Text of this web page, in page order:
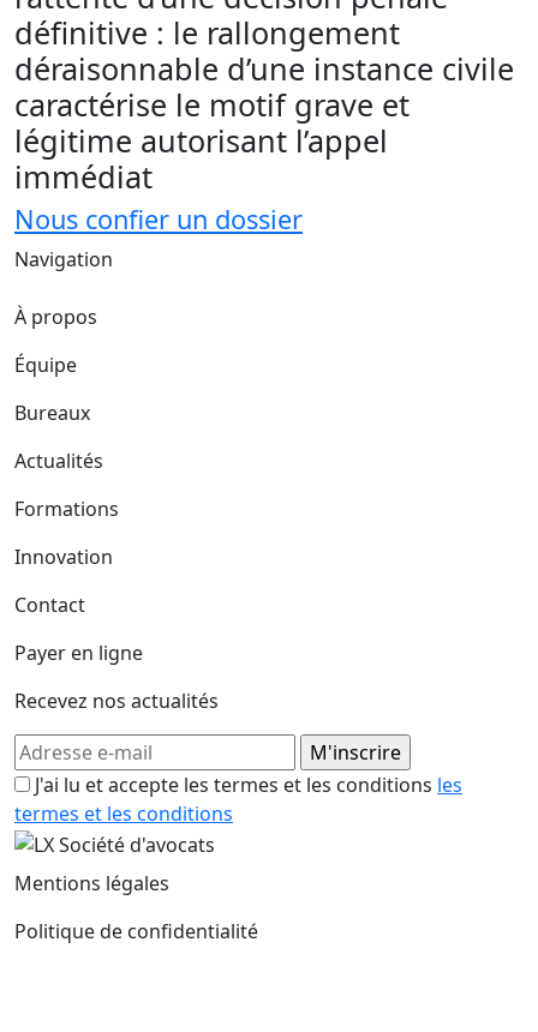
définitive : le rallongement
déraisonnable d’une instance civile
caractérise le motif grave et
légitime autorisant l’appel
immédiat
Nous confier un dossier
Navigation
À propos
Équipe
Bureaux
Actualités
Formations
Innovation
Contact
Payer en ligne
Recevez nos actualités
J'ai lu et accepte les termes et les conditions les
termes et les conditions
Mentions légales
Politique de confidentialité